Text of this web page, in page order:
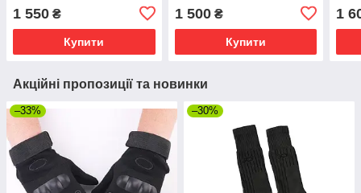
1 550 ₴
Купити
флісі, військова
водовідштовхувальна
1 500₴
Купити
1
Акційні пропозиції та новинки
–33% –30%